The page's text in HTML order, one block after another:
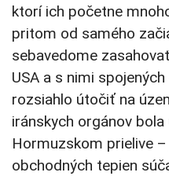
ktorí ich početne
pritom od samého
sebavedome
USA a s nimi
rozsiahlo útočiť na
iránskych orgánov
Hormuzskom prielive
obchodných tepien